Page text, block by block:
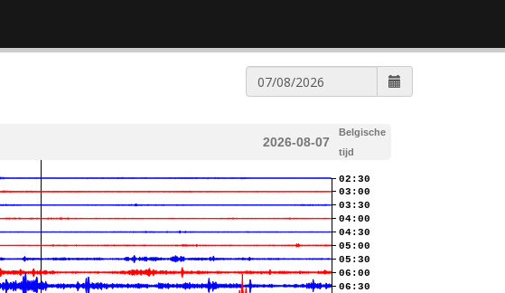
2026-08-07
Belgische
tijd
02:30
03:00
03:30
04:00
04:30
05:00
05:30
06:00
06:30